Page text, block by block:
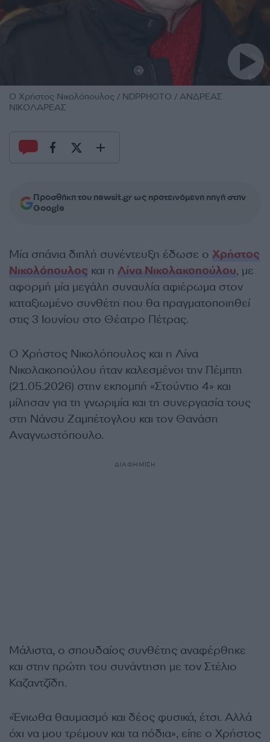
O Χρήστος Νικολόπουλος / NDPPHOTO / ΑΝΔΡΕΑΣ
ΝΙΚΟΛΑΡΕΑΣ
Προσθήκη του newsit.gr ως προτεινόμενη πηγή στην
Google
Μία σπάνια διπλή συνέντευξη έδωσε ο Χρήστος
Νικολόπουλος και η Λίνα Νικολακοπούλου, με
αφορμή μία μεγάλη συναυλία αφιέρωμα στον
καταξιωμένο συνθέτη που θα πραγματοποιηθεί
στις 3 Ιουνίου στο Θέατρο Πέτρας.
Ο Χρήστος Νικολόπουλος και η Λίνα
Νικολακοπούλου ήταν καλεσμένοι την Πέμπτη
(21.05.2026) στην εκπομπή «Στούντιο 4» και
μίλησαν για τη γνωριμία και τη συνεργασία τους
στη Νάνσυ Ζαμπέτογλου και τον Θανάση
Αναγνωστόπουλο.
ΔΙΑΦΗΜΙΣΗ
Μάλιστα, ο σπουδαίος συνθέτης αναφέρθηκε
και στην πρώτη του συνάντηση με τον Στέλιο
Καζαντζίδη.
«Ένιωθα θαυμασμό και δέος φυσικά, έτσι. Αλλά
όχι να μου τρέμουν και τα πόδια», είπε ο Χρήστος